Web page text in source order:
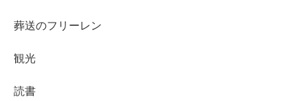
葬送のフリーレン
観光
読書